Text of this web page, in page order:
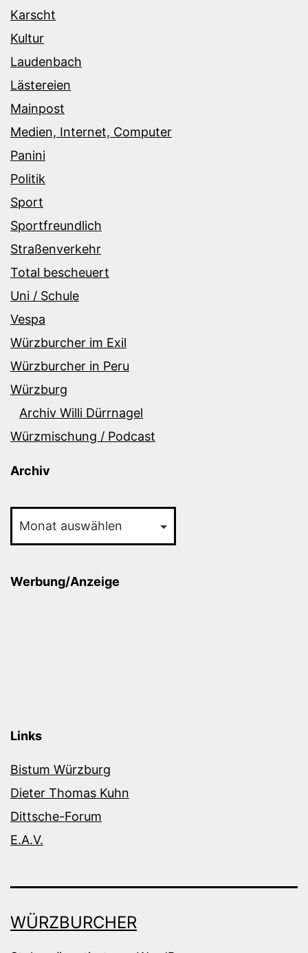
Karscht
Kultur
Laudenbach
Lästereien
Mainpost
Medien, Internet, Computer
Panini
Politik
Sport
Sportfreundlich
Straßenverkehr
Total bescheuert
Uni / Schule
Vespa
Würzburcher im Exil
Würzburcher in Peru
Würzburg
Archiv Willi Dürrnagel
Würzmischung / Podcast
Archiv
Werbung/Anzeige
Links
Bistum Würzburg
Dieter Thomas Kuhn
Dittsche-Forum
E.A.V.
WÜRZBURCHER